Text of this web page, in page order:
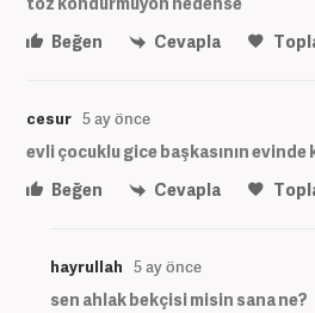
Beğen
Cevapla
cesur 5 ay önce
evli çocuklu gice başkasının evinde
Beğen
Cevapla
hayrullah 5 ay önce
sen ahlak bekçisi misin sana ne?